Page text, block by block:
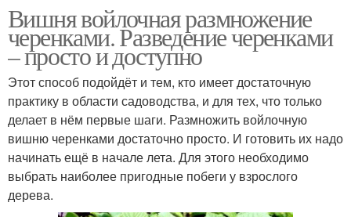
Вишня войлочная размножение
черенками. Разведение черенками
– просто и доступно
Этот способ подойдёт и тем, кто имеет достаточную
практику в области садоводства, и для тех, что только
делает в нём первые шаги. Размножить войлочную
вишню черенками достаточно просто. И готовить их надо
начинать ещё в начале лета. Для этого необходимо
выбрать наиболее пригодные побеги у взрослого
дерева.